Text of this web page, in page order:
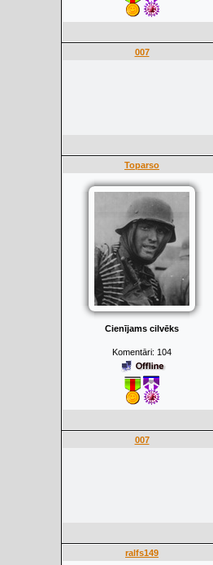
007
Toparso
Cienījams cilvēks
Komentāri: 104
007
ralfs149